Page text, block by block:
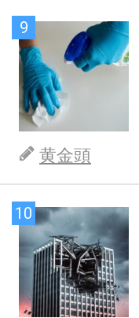
9
黄金頭
10